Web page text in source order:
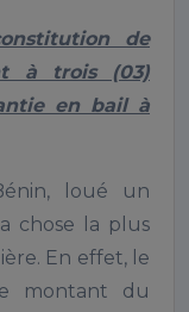
de
à trois (03)
en bail à
loué un
chose la plus
En effet, le
montant du